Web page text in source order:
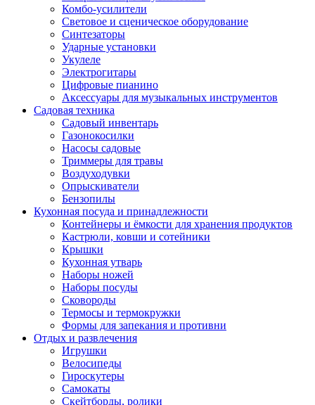
Комбо-усилители
Световое и сценическое оборудование
Синтезаторы
Ударные установки
Укулеле
Электрогитары
Цифровые пианино
Аксессуары для музыкальных инструментов
Садовая техника
Садовый инвентарь
Газонокосилки
Насосы садовые
Триммеры для травы
Воздуходувки
Опрыскиватели
Бензопилы
Кухонная посуда и принадлежности
Контейнеры и ёмкости для хранения продуктов
Кастрюли, ковши и сотейники
Крышки
Кухонная утварь
Наборы ножей
Наборы посуды
Сковороды
Термосы и термокружки
Формы для запекания и противни
Отдых и развлечения
Игрушки
Велосипеды
Гироскутеры
Самокаты
Скейтборды, ролики